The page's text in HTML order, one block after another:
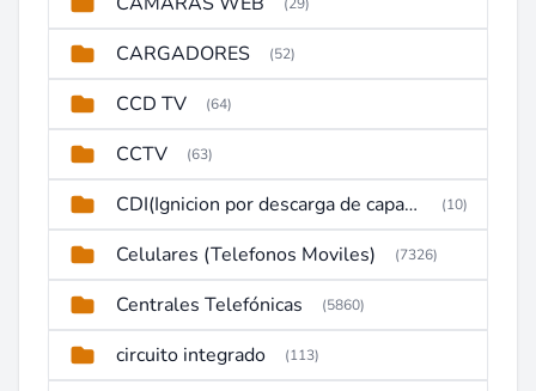
CARGADORES (52)
CCD TV (64)
CCTV (63)
CDI(Ignicion por descarga de capacitor) (10)
Celulares (Telefonos Moviles) (7326)
Centrales Telefónicas (5860)
circuito integrado (113)